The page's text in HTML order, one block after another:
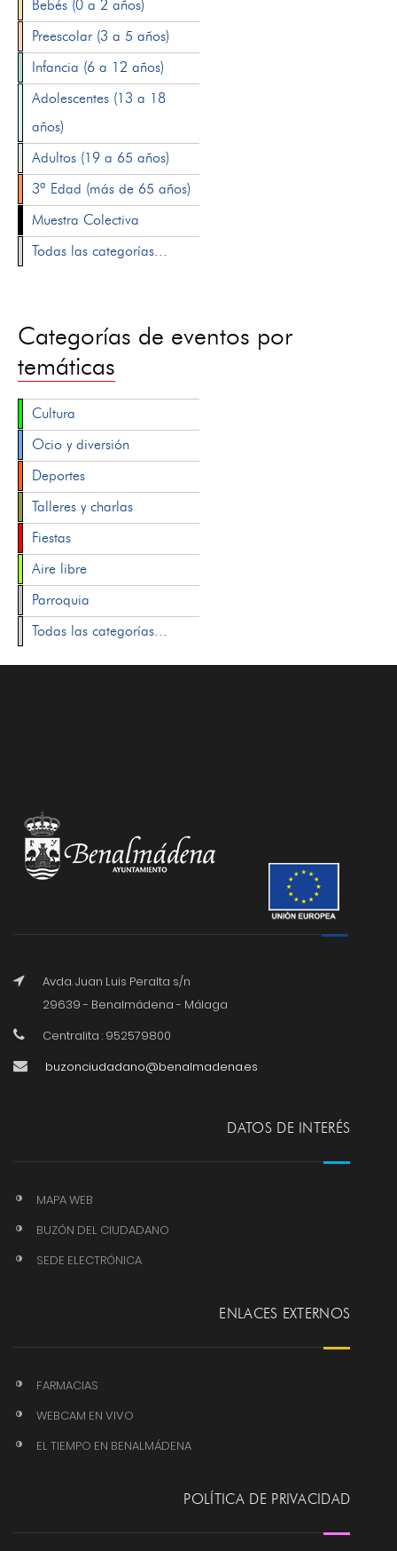
Bebés (0 a 2 años)
Preescolar (3 a 5 años)
Infancia (6 a 12 años)
Adolescentes (13 a 18
años)
Adultos (19 a 65 años)
3ª Edad (más de 65 años)
Muestra Colectiva
Todas las categorías...
Categorías de eventos por
temáticas
Cultura
Ocio y diversión
Deportes
Talleres y charlas
Fiestas
Aire libre
Parroquia
Todas las categorías...
Avda. Juan Luis Peralta s/n
29639 - Benalmádena - Málaga
Centralita : 952579800
buzonciudadano@benalmadena.es
DATOS DE INTERÉS
MAPA WEB
BUZÓN DEL CIUDADANO
SEDE ELECTRÓNICA
ENLACES EXTERNOS
FARMACIAS
WEBCAM EN VIVO
EL TIEMPO EN BENALMÁDENA
POLÍTICA DE PRIVACIDAD